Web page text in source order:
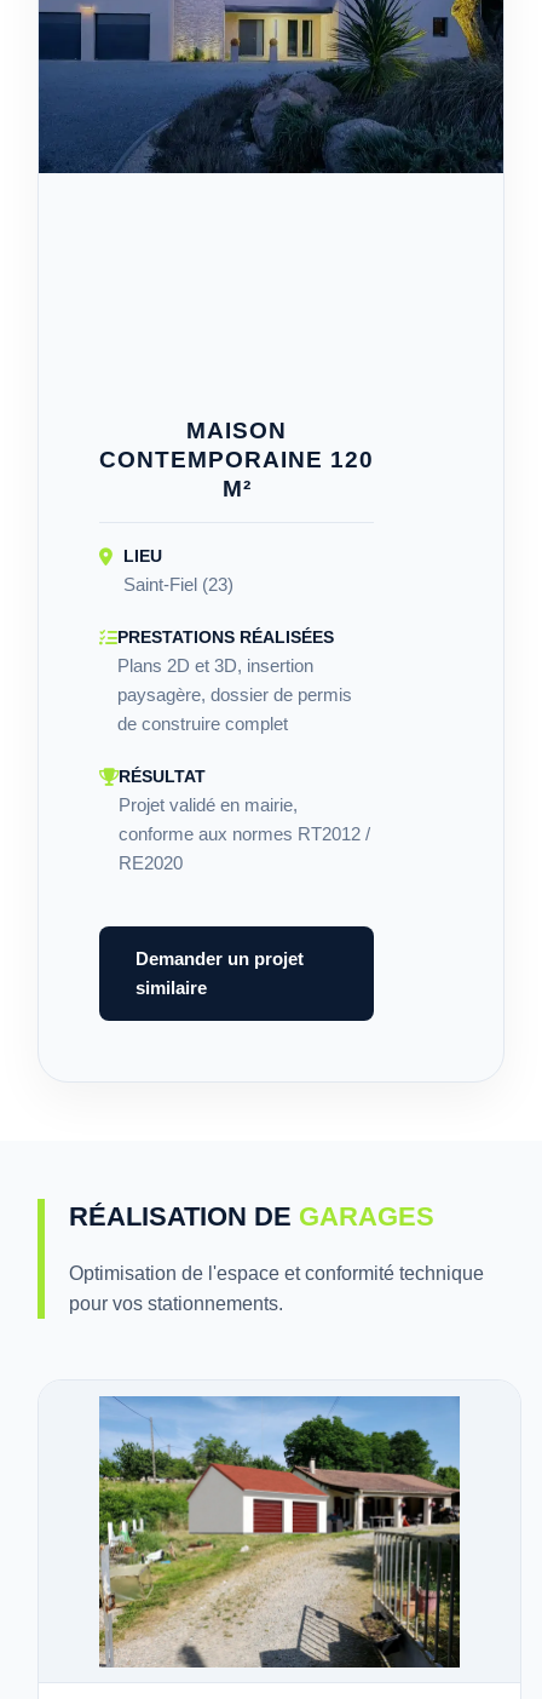
MAISON
CONTEMPORAINE 120
M²
LIEU
Saint-Fiel (23)
PRESTATIONS RÉALISÉES
Plans 2D et 3D, insertion
paysagère, dossier de permis
de construire complet
RÉSULTAT
Projet validé en mairie,
conforme aux normes RT2012 /
RE2020
Demander un projet
similaire
RÉALISATION DE GARAGES
Optimisation de l'espace et conformité technique
pour vos stationnements.